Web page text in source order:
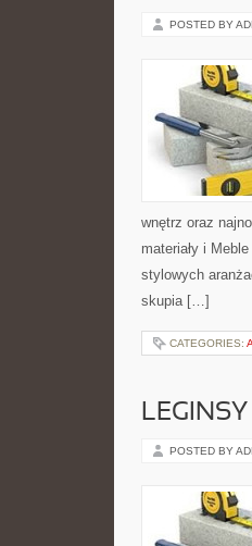
POSTED BY
wnętrz oraz
materiały i
stylowych
skupia […]
CATEGORIES:
POSTED BY